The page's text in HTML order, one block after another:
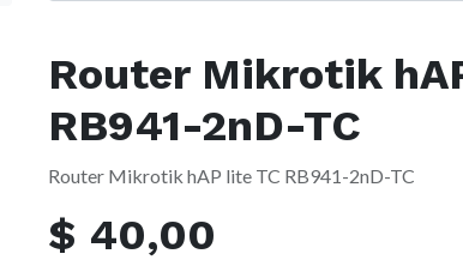
Router Mikrotik
RB941-2nD-TC
Router Mikrotik hAP lite TC RB941-2nD-TC
$ 40,00